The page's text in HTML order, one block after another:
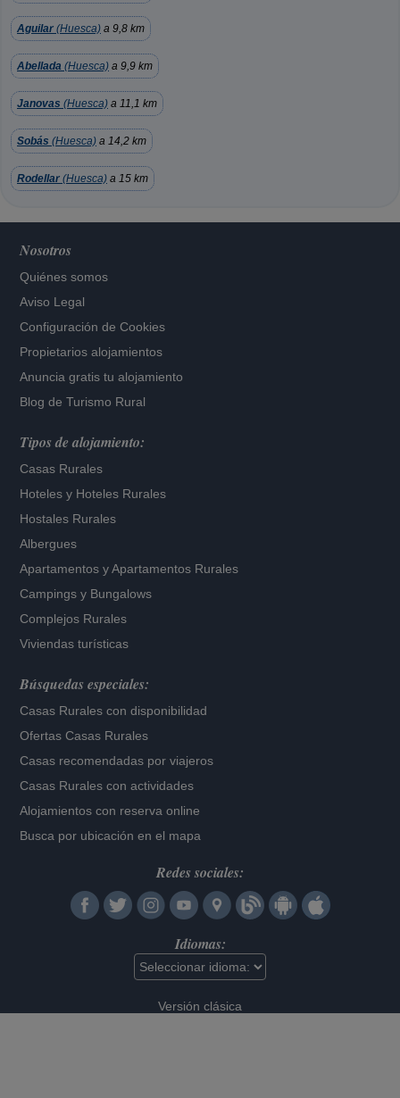
Aguilar (Huesca) a 9,8 km
Abellada (Huesca) a 9,9 km
Janovas (Huesca) a 11,1 km
Sobás (Huesca) a 14,2 km
Rodellar (Huesca) a 15 km
Nosotros
Quiénes somos
Aviso Legal
Configuración de Cookies
Propietarios alojamientos
Anuncia gratis tu alojamiento
Blog de Turismo Rural
Tipos de alojamiento:
Casas Rurales
Hoteles y Hoteles Rurales
Hostales Rurales
Albergues
Apartamentos yApartamentos Rurales
Campings y Bungalows
Complejos Rurales
Viviendas turísticas
Búsquedas especiales:
Casas Rurales con disponibilidad
Ofertas Casas Rurales
Casas recomendadas por viajeros
Casas Rurales con actividades
Alojamientos con reserva online
Busca por ubicación en el mapa
Redes sociales:
Idiomas:
Versión clásica